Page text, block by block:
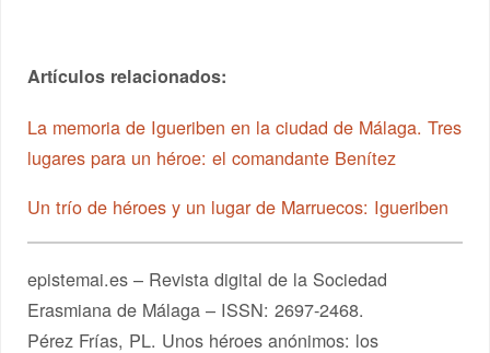
Artículos relacionados:
La memoria de Igueriben en la ciudad de Málaga. Tres
lugares para un héroe: el comandante Benítez
Un trío de héroes y un lugar de Marruecos: Igueriben
epistemai.es – Revista digital de la Sociedad
Erasmiana de Málaga – ISSN: 2697-2468.
Pérez Frías, PL. Unos héroes anónimos: los